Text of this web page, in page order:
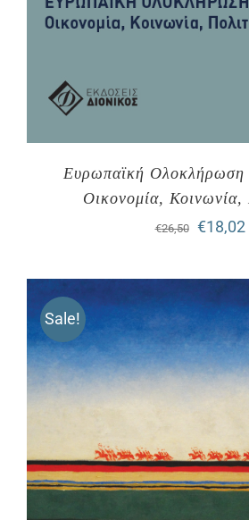
Ευρωπαϊκή Ολοκλήρωση
Οικονομία, Κοινωνία,
€26,50
Original
€26,50.
€18,02Η
Sale!